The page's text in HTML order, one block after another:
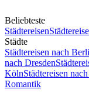
Beliebteste
Städtereisen
Städte
Städtereisen nach
nach Dresden
KölnStädtereisen
Romantik